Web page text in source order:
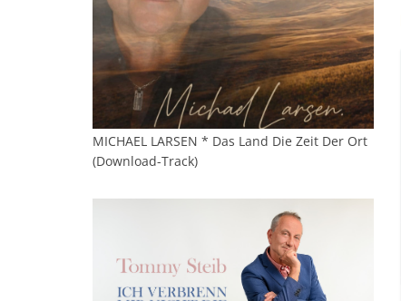
MICHAEL LARSEN * Das Land Die Zeit Der Ort
(Download-Track)